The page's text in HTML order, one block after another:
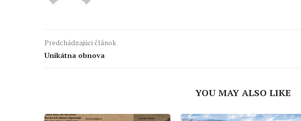
Predchádzajúci článok
Unikátna obnova
YOU MAY ALSO LIKE